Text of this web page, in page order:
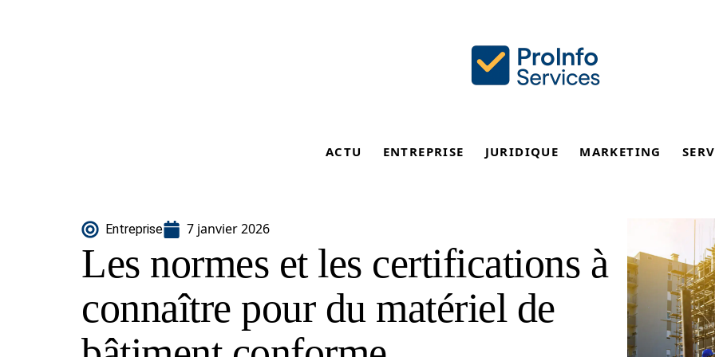
ACTU ENTREPRISE JURIDIQUE MARKETING
Entreprise 7 janvier 2026
Les normes et les certifications à
connaître pour du matériel de